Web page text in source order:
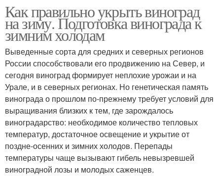
Как правильно укрыть виноград
на зиму. Подготовка винограда к
зимним холодам
Выведенные сорта для средних и северных регионов
России способствовали его продвижению на Север, и
сегодня виноград формирует неплохие урожаи и на
Урале, и в северных регионах. Но генетическая память
винограда о прошлом по-прежнему требует условий для
выращивания близких к тем, где зарождалось
виноградарство: необходимое количество тепловых
температур, достаточное освещение и укрытие от
поздне-осенних и зимних холодов. Перепады
температуры чаще вызывают гибель невызревшей
виноградной лозы и молодых саженцев.